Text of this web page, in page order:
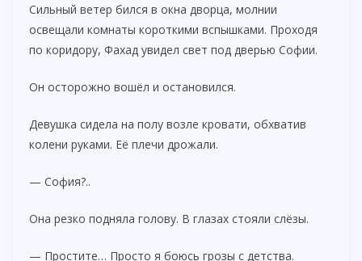
Сильный ветер бился в окна дворца, молнии
освещали комнаты короткими вспышками. Проходя
по коридору, Фахад увидел свет под дверью Софии.
Он осторожно вошёл и остановился.
Девушка сидела на полу возле кровати, обхватив
колени руками. Её плечи дрожали.
— София?..
Она резко подняла голову. В глазах стояли слёзы.
— Простите… Просто я боюсь грозы с детства.